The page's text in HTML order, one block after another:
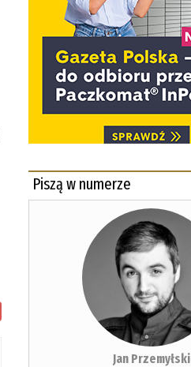
Piszą w numerze
Jan Przemyłski